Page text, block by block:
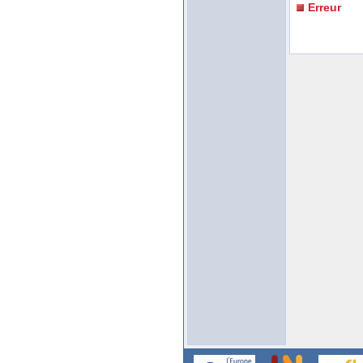
Erreur